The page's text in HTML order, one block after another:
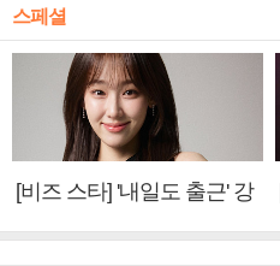
스페셜
[비즈 스타] '내일도 출근' 강